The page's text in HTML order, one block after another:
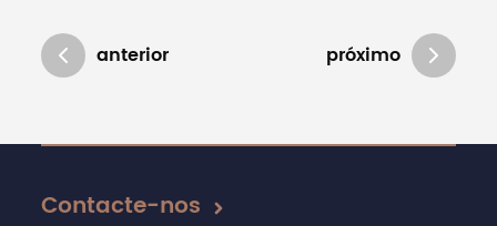
anterior próximo
Atualizado em 27/02/2026
Contacte-nos